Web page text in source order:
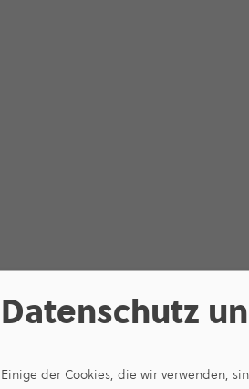
Datenschutz
Einige der Cookies, die wir verwenden,